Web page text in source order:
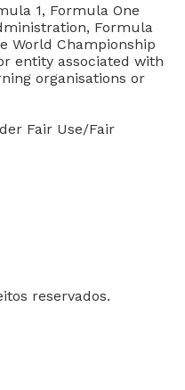
1, Formula One
Formula
World Championship
entity associated with
organisations or
Fair Use/Fair
reservados.